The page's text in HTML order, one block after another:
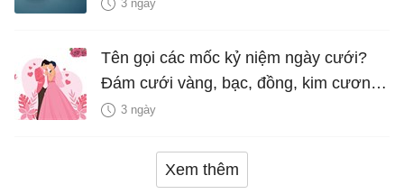
3 ngày
Tên gọi các mốc kỷ niệm ngày cưới?
Đám cưới vàng, bạc, đồng, kim cương
là bao nhiêu năm?
3 ngày
Xem thêm